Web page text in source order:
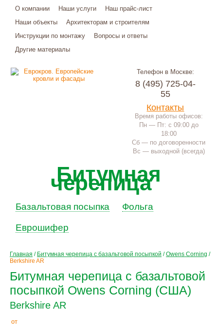
О компании Наши услуги
Наш прайс-лист
Наши объекты
Архитекторам и строителям
Инструкции по монтажу
Вопросы и ответы
Другие материалы
Телефон в Москве:
8 (495) 725-04-
55
Контакты
Время работы офисов:
Пн — Пт: с 09:00 до
18:00
Сб — по договоренности
Вс — выходной (всегда)
Битумная
черепица
Базальтовая посыпка Фольга
Еврошифер
Главная / Битумная черепица с базальтовой посыпкой /Owens Corning /
Berkshire AR
Битумная черепица с базальтовой
посыпкой Owens Corning (США)
Berkshire AR
от